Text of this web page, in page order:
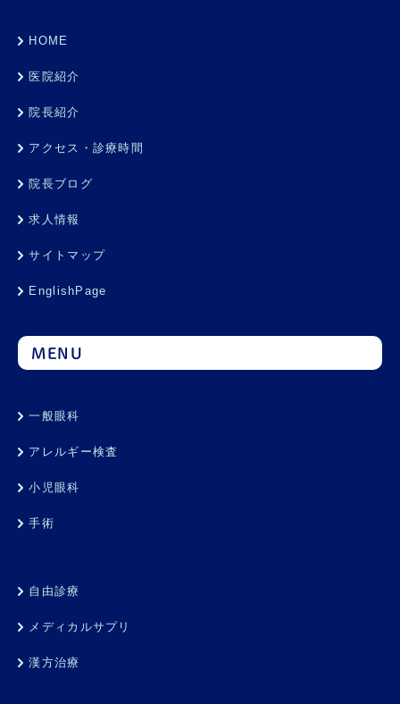
HOME
医院紹介
院長紹介
アクセス・診療時間
院長ブログ
求人情報
サイトマップ
EnglishPage
MENU
一般眼科
アレルギー検査
小児眼科
手術
自由診療
メディカルサプリ
漢方治療